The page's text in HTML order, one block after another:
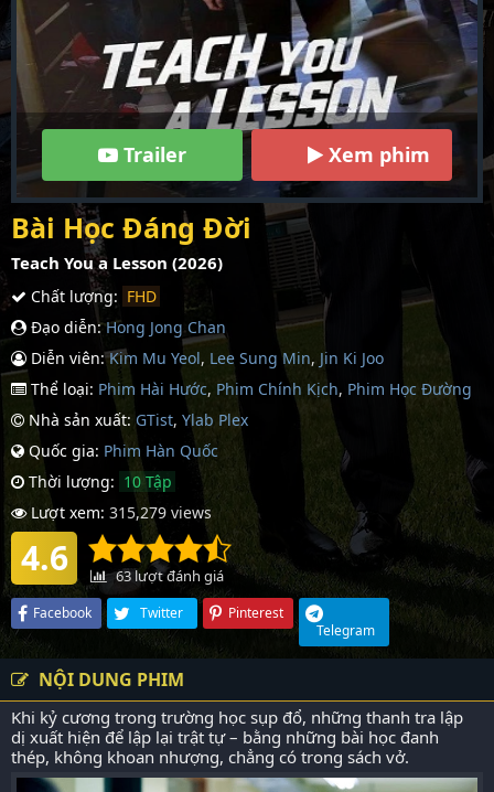
Trailer Xem phim
Bài Học Ðáng Ðời
Teach You a Lesson (2026)
Chất lượng: FHD
Đạo diễn: Hong Jong Chan
Diễn viên: Kim Mu Yeol, Lee Sung Min, Jin Ki Joo
Thể loại: Phim Hài Hước, Phim Chính Kịch, Phim Học Đường
Nhà sản xuất: GTist, Ylab Plex
Quốc gia: Phim Hàn Quốc
Thời lượng: 10 Tập
Lượt xem: 315,279 views
4.6 63 lượt đánh giá
Facebook Twitter
Pinterest
Telegram
NỘI DUNG PHIM
Khi kỷ cương trong trường học sụp đổ, những thanh tra lập
dị xuất hiện để lập lại trật tự – bằng những bài học đanh
thép, không khoan nhượng, chẳng có trong sách vở.